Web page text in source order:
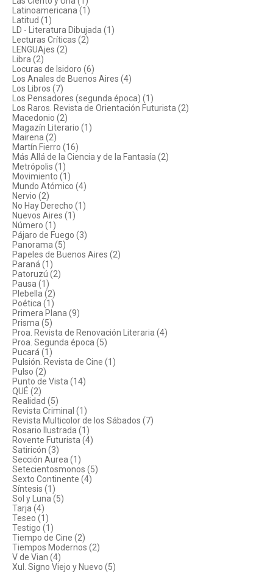
Latinoamericana (1)
Latitud (1)
LD - Literatura Dibujada (1)
Lecturas Críticas (2)
LENGUAjes (2)
Libra (2)
Locuras de Isidoro (6)
Los Anales de Buenos Aires (4)
Los Libros (7)
Los Pensadores (segunda época) (1)
Los Raros. Revista de Orientación Futurista (2)
Macedonio (2)
Magazín Literario (1)
Mairena (2)
Martín Fierro (16)
Más Allá de la Ciencia y de la Fantasía (2)
Metrópolis (1)
Movimiento (1)
Mundo Atómico (4)
Nervio (2)
No Hay Derecho (1)
Nuevos Aires (1)
Número (1)
Pájaro de Fuego (3)
Panorama (5)
Papeles de Buenos Aires (2)
Paraná (1)
Patoruzú (2)
Pausa (1)
Plebella (2)
Poética (1)
Primera Plana (9)
Prisma (5)
Proa. Revista de Renovación Literaria (4)
Proa. Segunda época (5)
Pucará (1)
Pulsión. Revista de Cine (1)
Pulso (2)
Punto de Vista (14)
QUÉ (2)
Realidad (5)
Revista Criminal (1)
Revista Multicolor de los Sábados (7)
Rosario Ilustrada (1)
Rovente Futurista (4)
Satiricón (3)
Sección Aurea (1)
Setecientosmonos (5)
Sexto Continente (4)
Síntesis (1)
Sol y Luna (5)
Tarja (4)
Teseo (1)
Testigo (1)
Tiempo de Cine (2)
Tiempos Modernos (2)
V de Vian (4)
Xul. Signo Viejo y Nuevo (5)